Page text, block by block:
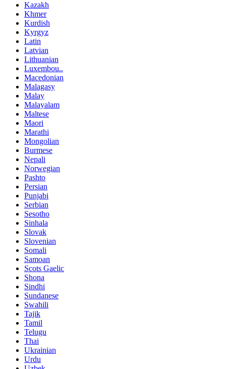
Kazakh
Khmer
Kurdish
Kyrgyz
Latin
Latvian
Lithuanian
Luxembou..
Macedonian
Malagasy
Malay
Malayalam
Maltese
Maori
Marathi
Mongolian
Burmese
Nepali
Norwegian
Pashto
Persian
Punjabi
Serbian
Sesotho
Sinhala
Slovak
Slovenian
Somali
Samoan
Scots Gaelic
Shona
Sindhi
Sundanese
Swahili
Tajik
Tamil
Telugu
Thai
Ukrainian
Urdu